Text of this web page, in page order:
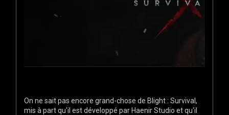
On ne sait pas encore grand-chose de Blight : Survival,
mis à part qu'il est développé par Haenir Studio et qu'il